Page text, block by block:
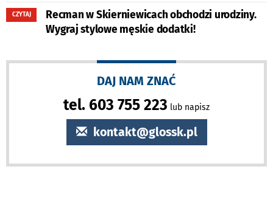
CZYTAJ
Recman w Skierniewicach obchodzi urodziny.
Wygraj stylowe męskie dodatki!
DAJ NAM ZNAĆ
tel. 603 755 223 lub napisz
kontakt@glossk.pl